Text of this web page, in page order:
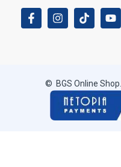
© BGS Online